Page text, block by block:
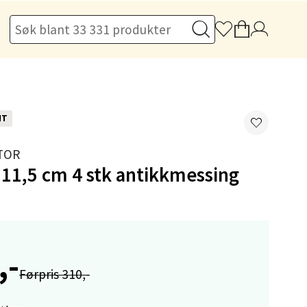
cm 4 stk antikkmessing
Førpris 310,-